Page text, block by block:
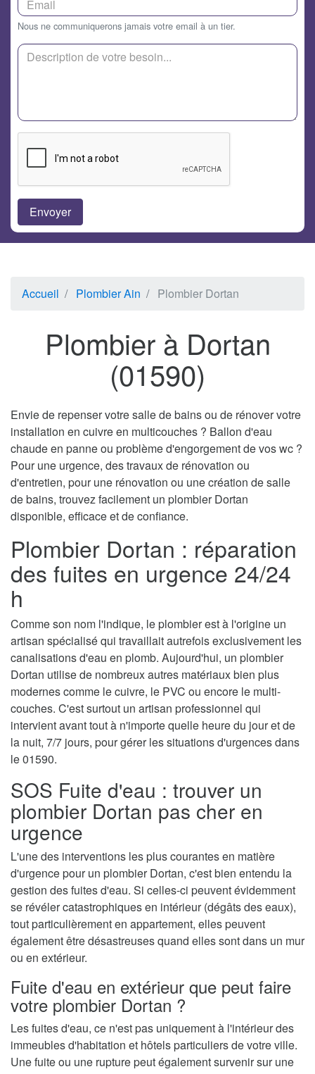
Nous ne communiquerons jamais votre email à un tier.
Accueil Plombier Ain Plombier Dortan
Plombier à Dortan
(01590)
Envie de repenser votre salle de bains ou de rénover votre
installation en cuivre en multicouches ? Ballon d'eau
chaude en panne ou problème d'engorgement de vos wc ?
Pour une urgence, des travaux de rénovation ou
d'entretien, pour une rénovation ou une création de salle
de bains, trouvez facilement un plombier Dortan
disponible, efficace et de confiance.
Plombier Dortan : réparation
des fuites en urgence 24/24
h
Comme son nom l'indique, le plombier est à l'origine un
artisan spécialisé qui travaillait autrefois exclusivement les
canalisations d'eau en plomb. Aujourd'hui, un plombier
Dortan utilise de nombreux autres matériaux bien plus
modernes comme le cuivre, le PVC ou encore le multi-
couches. C'est surtout un artisan professionnel qui
intervient avant tout à n'importe quelle heure du jour et de
la nuit, 7/7 jours, pour gérer les situations d'urgences dans
le 01590.
SOS Fuite d'eau : trouver un
plombier Dortan pas cher en
urgence
L'une des interventions les plus courantes en matière
d'urgence pour un plombier Dortan, c'est bien entendu la
gestion des fuites d'eau. Si celles-ci peuvent évidemment
se révéler catastrophiques en intérieur (dégâts des eaux),
tout particulièrement en appartement, elles peuvent
également être désastreuses quand elles sont dans un mur
ou en extérieur.
Fuite d'eau en extérieur que peut faire
votre plombier Dortan ?
Les fuites d'eau, ce n'est pas uniquement à l'intérieur des
immeubles d'habitation et hôtels particuliers de votre ville.
Une fuite ou une rupture peut également survenir sur une